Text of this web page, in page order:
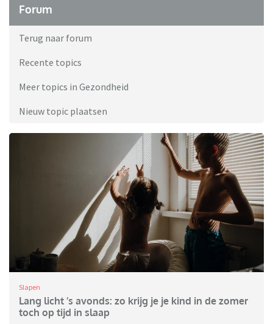
Forum
Terug naar forum
Recente topics
Meer topics in Gezondheid
Nieuw topic plaatsen
Slapen
Lang licht ’s avonds: zo krijg je je kind in de zomer
toch op tijd in slaap